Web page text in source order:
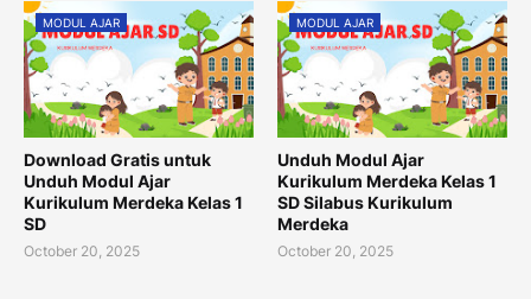
MODUL AJAR
Download Gratis untuk
Unduh Modul Ajar
Kurikulum Merdeka Kelas 1
SD
October 20, 2025
MODUL AJAR
Unduh Modul Ajar
Kurikulum Merdeka Kelas 1
SD Silabus Kurikulum
Merdeka
October 20, 2025